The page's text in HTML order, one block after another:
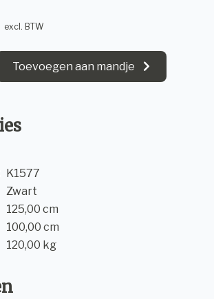
excl. BTW
Toevoegen aan mandje
K1577
Zwart
125,00 cm
100,00 cm
120,00 kg